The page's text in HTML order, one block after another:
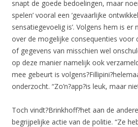
snapt de goede bedoelingen, maar
spelen’ vooral een ‘gevaarlijke
sensatiegevoelig is’. Volgens hem is
over de mogelijke consequenties voor
of gegevens van misschien wel
op deze manier namelijk ook
mee gebeurt is
onderzocht. “Zo’n?app?is leuk, maar
Toch vindt?Brinkhoff?het aan de
begrijpelijke actie van de politie. “Ze